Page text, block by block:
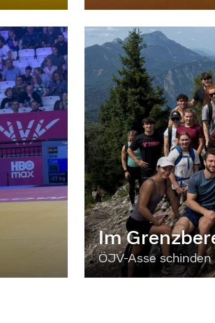
Im
ÖJV-Asse